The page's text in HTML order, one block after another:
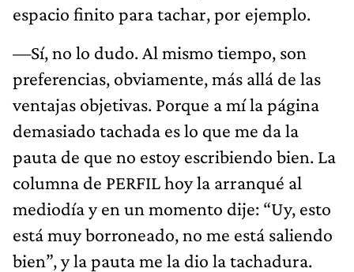
espacio finito para tachar, por ejemplo.
—Sí, no lo dudo. Al mismo tiempo, son
preferencias, obviamente, más allá de las
ventajas objetivas. Porque a mí la página
demasiado tachada es lo que me da la
pauta de que no estoy escribiendo bien. La
columna de PERFIL hoy la arranqué al
mediodía y en un momento dije: “Uy, esto
está muy borroneado, no me está saliendo
bien”, y la pauta me la dio la tachadura.